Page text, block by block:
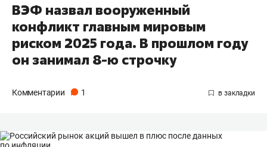
ВЭФ назвал вооруженный
конфликт главным мировым
риском 2025 года. В прошлом году
он занимал 8-ю строчку
Комментарии 1